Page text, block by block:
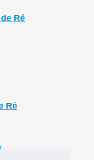
Ré
Ré